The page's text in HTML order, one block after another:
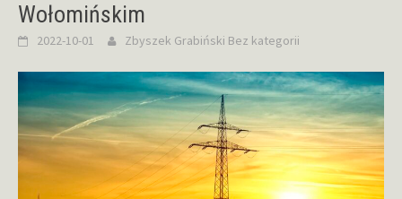
Wołomińskim
2022-10-01 Zbyszek Grabiński Bez kategorii